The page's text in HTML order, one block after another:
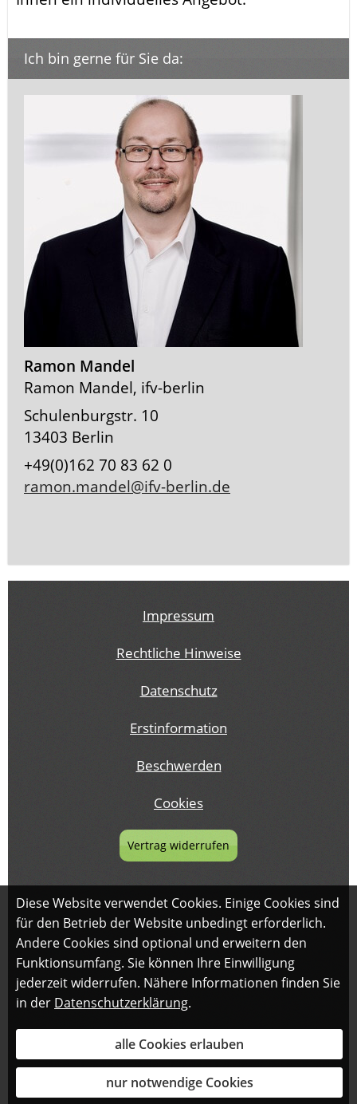
Ich bin gerne für Sie da:
Ramon Mandel
Ramon Mandel, ifv-berlin
Schulenburgstr. 10
13403 Berlin
+49(0)162 70 83 62 0
ramon.mandel@ifv-berlin.de
Impressum
Rechtliche Hinweise
Datenschutz
Erstinformation
Beschwerden
Cookies
Vertrag widerrufen
Diese Website verwendet Cookies. Einige Cookies sind
für den Betrieb der Website unbedingt erforderlich.
Andere Cookies sind optional und erweitern den
Funktionsumfang. Sie können Ihre Einwilligung
jederzeit widerrufen. Nähere Informationen finden Sie
in der Datenschutzerklärung.
alle Cookies erlauben
nur notwendige Cookies